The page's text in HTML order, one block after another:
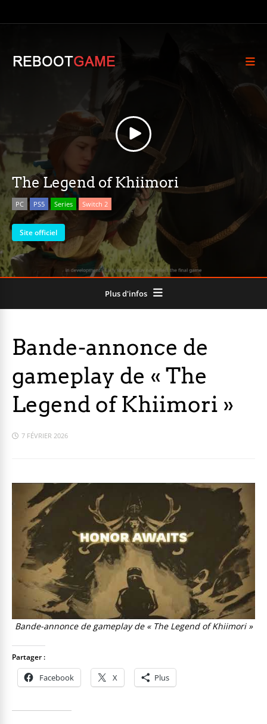
The Legend of Khiimori
PC PS5 Series Switch 2
Site officiel
Plus d'infos
Bande-annonce de
gameplay de « The
Legend of Khiimori »
7 FÉVRIER 2026
Bande-annonce de gameplay de « The Legend of Khiimori »
Partager :
Facebook X Plus